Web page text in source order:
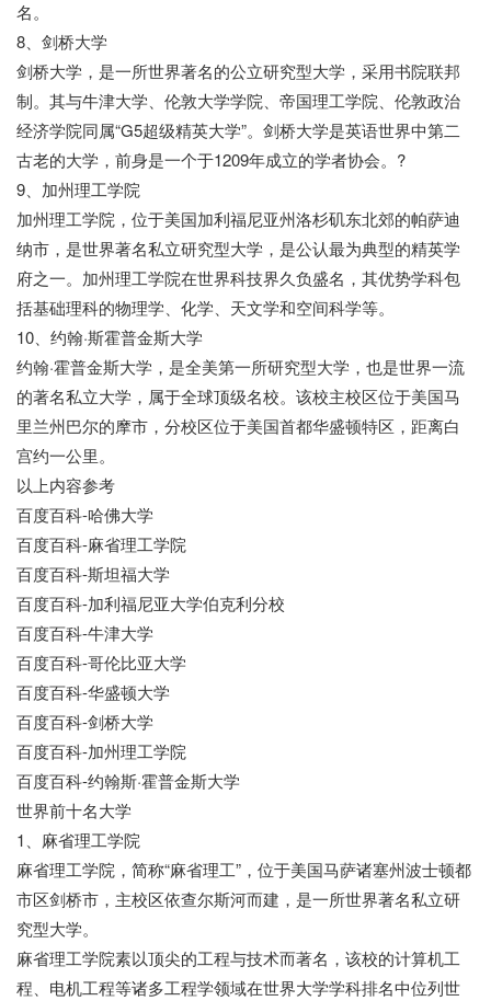
名。
8、剑桥大学
剑桥大学，是一所世界著名的公立研究型大学，采用书院联邦
制。其与牛津大学、伦敦大学学院、帝国理工学院、伦敦政治
经济学院同属“G5超级精英大学”。剑桥大学是英语世界中第二
古老的大学，前身是一个于1209年成立的学者协会。?
9、加州理工学院
加州理工学院，位于美国加利福尼亚州洛杉矶东北郊的帕萨迪
纳市，是世界著名私立研究型大学，是公认最为典型的精英学
府之一。加州理工学院在世界科技界久负盛名，其优势学科包
括基础理科的物理学、化学、天文学和空间科学等。
10、约翰·斯霍普金斯大学
约翰·霍普金斯大学，是全美第一所研究型大学，也是世界一流
的著名私立大学，属于全球顶级名校。该校主校区位于美国马
里兰州巴尔的摩市，分校区位于美国首都华盛顿特区，距离白
宫约一公里。
以上内容参考
百度百科-哈佛大学
百度百科-麻省理工学院
百度百科-斯坦福大学
百度百科-加利福尼亚大学伯克利分校
百度百科-牛津大学
百度百科-哥伦比亚大学
百度百科-华盛顿大学
百度百科-剑桥大学
百度百科-加州理工学院
百度百科-约翰斯·霍普金斯大学
世界前十名大学
1、麻省理工学院
麻省理工学院，简称“麻省理工”，位于美国马萨诸塞州波士顿都
市区剑桥市，主校区依查尔斯河而建，是一所世界著名私立研
究型大学。
麻省理工学院素以顶尖的工程与技术而著名，该校的计算机工
程、电机工程等诸多工程学领域在世界大学学科排名中位列世